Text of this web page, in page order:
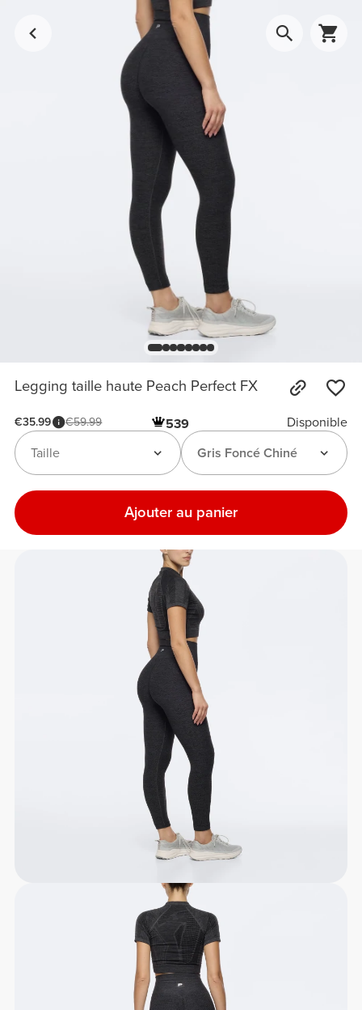
Legging taille haute Peach Perfect FX
€35.99 €59.99 539
Disponible
Gris Foncé Chiné
Taille
Ajouter au panier